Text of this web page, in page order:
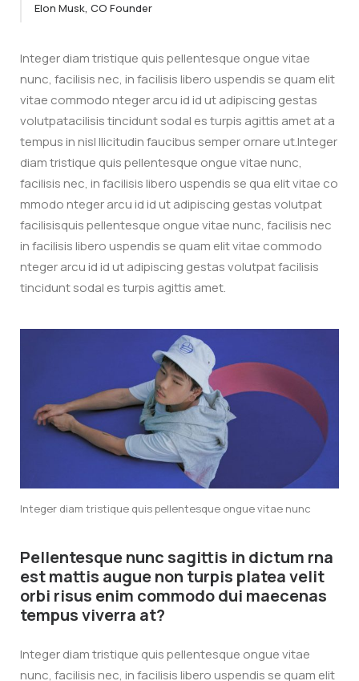
Elon Musk, CO Founder
Integer diam tristique quis pellentesque ongue vitae
nunc, facilisis nec, in facilisis libero uspendis se quam elit
vitae commodo nteger arcu id id ut adipiscing gestas
volutpatacilisis tincidunt sodal es turpis agittis amet at a
tempus in nisl llicitudin faucibus semper ornare ut.Integer
diam tristique quis pellentesque ongue vitae nunc,
facilisis nec, in facilisis libero uspendis se qua elit vitae co
mmodo nteger arcu id id ut adipiscing gestas volutpat
facilisisquis pellentesque ongue vitae nunc, facilisis nec
in facilisis libero uspendis se quam elit vitae commodo
nteger arcu id id ut adipiscing gestas volutpat facilisis
tincidunt sodal es turpis agittis amet.
Integer diam tristique quis pellentesque ongue vitae nunc
Pellentesque nunc sagittis in dictum rna
est mattis augue non turpis platea velit
orbi risus enim commodo dui maecenas
tempus viverra at?
Integer diam tristique quis pellentesque ongue vitae
nunc, facilisis nec, in facilisis libero uspendis se quam elit